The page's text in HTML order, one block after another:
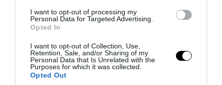
I want to opt-out of processing my
Personal Data for Targeted Advertising.
Opted In
I want to opt-out of Collection, Use,
Retention, Sale, and/or Sharing of my
Personal Data that Is Unrelated with the
Purposes for which it was collected.
Opted Out
04.08.2026 | 13:16